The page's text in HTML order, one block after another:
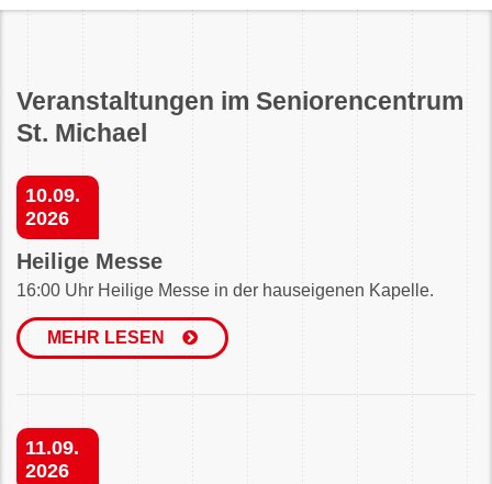
Veranstaltungen im Seniorencentrum
St. Michael
10.09.
2026
Heilige Messe
16:00 Uhr Heilige Messe in der hauseigenen Kapelle.
MEHR LESEN
11.09.
2026